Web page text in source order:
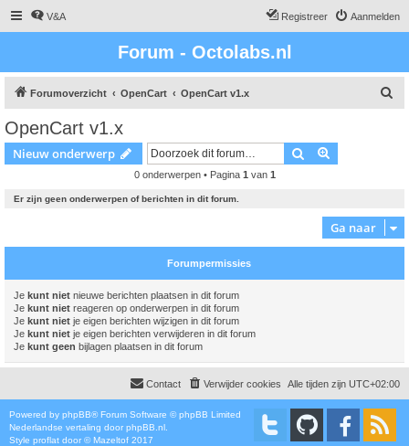
V&A Aanmelden
Registreer
Forum - Octolabs.nl
Forumoverzicht OpenCart OpenCart v1.x
OpenCart v1.x
Nieuw onderwerp Zoek
0 onderwerpen • Pagina 1 van 1
Er zijn geen onderwerpen of berichten in dit forum.
Ga naar
Forumpermissies
Je kunt niet nieuwe berichten plaatsen in dit forum
Je kunt niet reageren op onderwerpen in dit forum
Je kunt niet je eigen berichten wijzigen in dit forum
Je kunt niet je eigen berichten verwijderen in dit forum
Je kunt geen bijlagen plaatsen in dit forum
Alle tijden zijn UTC+02:00
Verwijder cookies
Contact
Powered by phpBB® Forum Software © phpBB Limited
Nederlandse vertaling door phpBB.nl
Style proflat door ©Mazeltof 2017